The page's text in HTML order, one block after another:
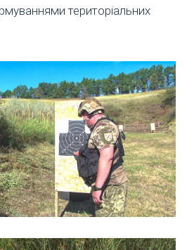
територіальних